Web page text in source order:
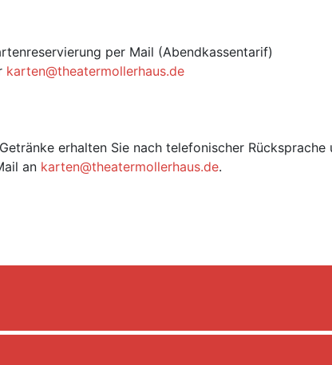
per Mail (Abendkassentarif)
karten@theatermollerhaus.de
erhalten Sie nach telefonischer Rücksprache
an karten@theatermollerhaus.de.